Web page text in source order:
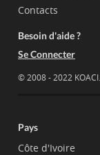
Contacts
Besoin d'aide ?
Se Connecter
© 2008 - 2022
Pays
Côte d'Ivoire